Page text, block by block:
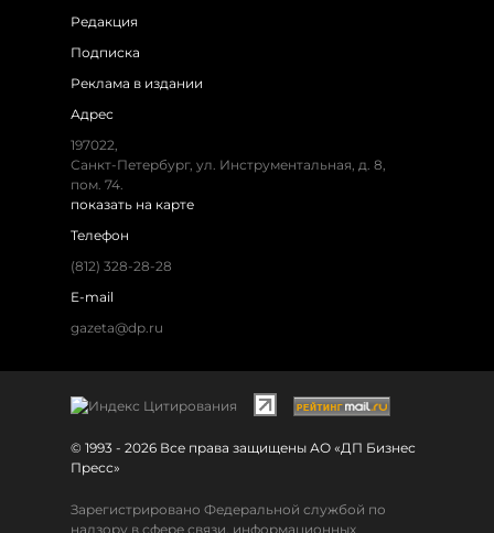
Редакция
Подписка
Реклама в издании
Адрес
197022,
Санкт-Петербург, ул. Инструментальная, д. 8,
пом. 74.
показать на карте
Телефон
(812) 328-28-28
E-mail
gazeta@dp.ru
© 1993 - 2026 Все права защищены АО «ДП Бизнес
Пресс»
Зарегистрировано Федеральной службой по
надзору в сфере связи, информационных